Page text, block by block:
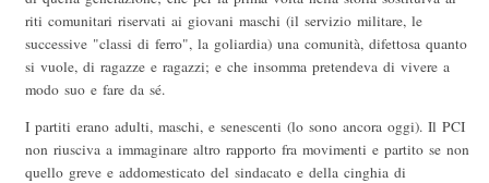
riti comunitari riservati ai giovani maschi (il servizio militare, le
successive "classi di ferro", la goliardia) una comunità, difettosa quanto
si vuole, di ragazze e ragazzi; e che insomma pretendeva di vivere a
modo suo e fare da sé.
I partiti erano adulti, maschi, e senescenti (lo sono ancora oggi). Il PCI
non riusciva a immaginare altro rapporto fra movimenti e partito se non
quello greve e addomesticato del sindacato e della cinghia di